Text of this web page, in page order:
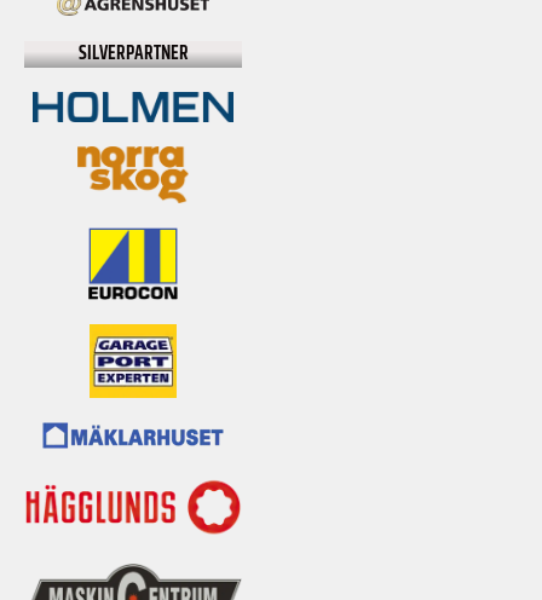
SILVERPARTNER